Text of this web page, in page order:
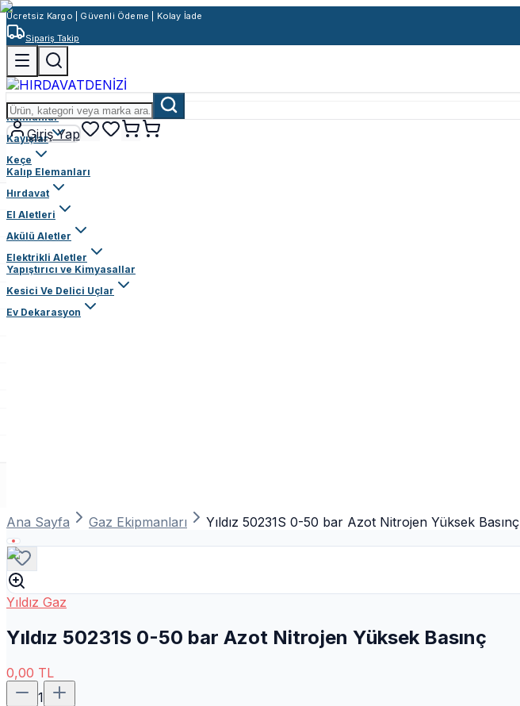
Ücretsiz Kargo | Güvenli Ödeme | Kolay İade
Sipariş Takip
Giriş Yap
Rulmanlar
Kayışlar
Keçe
Kalıp Elemanları
Hırdavat
El Aletleri
Akülü Aletler
Elektrikli Aletler
Yapıştırıcı ve Kimyasallar
Kesici Ve Delici Uçlar
Ev Dekarasyon
Ana Sayfa Gaz Ekipmanları Yıldız 50231S 0-50 bar Azot Nitrojen Yüksek Basınç
Yıldız Gaz
Yıldız 50231S 0-50 bar Azot Nitrojen Yüksek Basınç
0,00 TL
1